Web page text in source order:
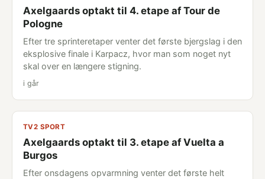
Axelgaards optakt til 4. etape af Tour de
Pologne
Efter tre sprinteretaper venter det første bjergslag i den
eksplosive finale i Karpacz, hvor man som noget nyt
skal over en længere stigning.
i går
TV2 SPORT
Axelgaards optakt til 3. etape af Vuelta a
Burgos
Efter onsdagens opvarmning venter det første helt